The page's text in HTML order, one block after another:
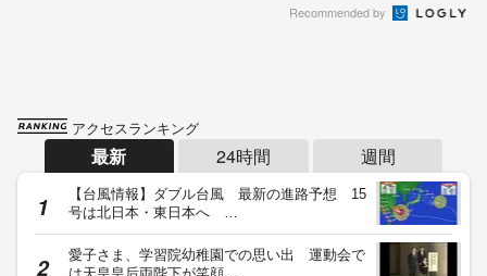
Recommended by
アクセスランキング
最新 24時間 週間
【台風情報】ダブル台風 最新の進路予想 15
号は北日本・東日本へ …
愛子さま、学習院幼稚園での思い出 運動会で